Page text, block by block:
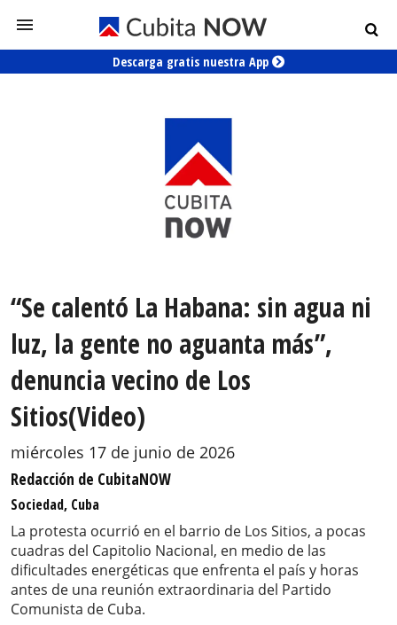
Descarga gratis nuestra App
“Se calentó La Habana: sin agua ni
luz, la gente no aguanta más”,
denuncia vecino de Los
Sitios(Video)
miércoles 17 de junio de 2026
Redacción de CubitaNOW
Sociedad, Cuba
La protesta ocurrió en el barrio de Los Sitios, a pocas
cuadras del Capitolio Nacional, en medio de las
dificultades energéticas que enfrenta el país y horas
antes de una reunión extraordinaria del Partido
Comunista de Cuba.